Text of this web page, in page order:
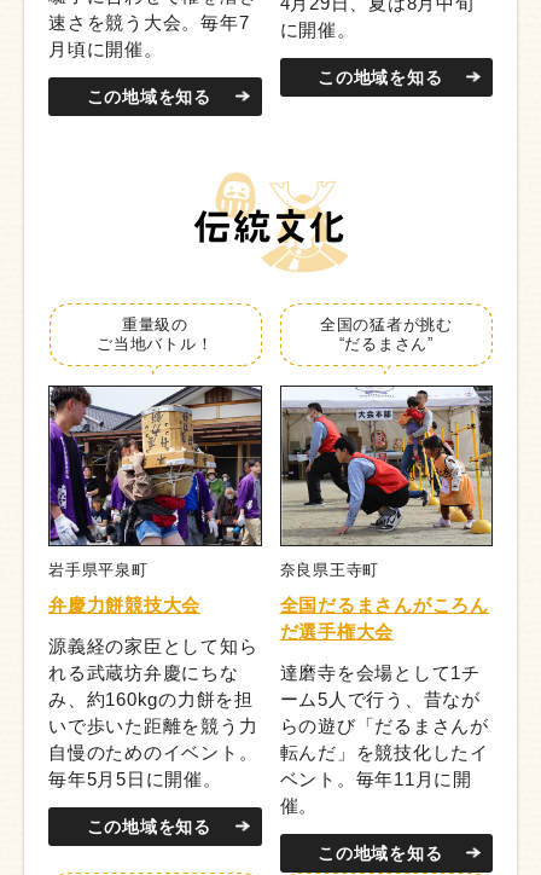
速さを競う大会。毎年7
月頃に開催。
この地域を知る
に開催。
この地域を知る
重量級の
ご当地バトル！
岩手県平泉町
弁慶力餅競技大会
源義経の家臣として知ら
れる武蔵坊弁慶にちな
み、約160kgの力餅を担
いで歩いた距離を競う力
自慢のためのイベント。
毎年5月5日に開催。
この地域を知る
全国の猛者が挑む
“だるまさん”
奈良県王寺町
全国だるまさんがころん
だ選手権大会
達磨寺を会場として1チ
ーム5人で行う、昔なが
らの遊び「だるまさんが
転んだ」を競技化したイ
ベント。毎年11月に開
催。
この地域を知る